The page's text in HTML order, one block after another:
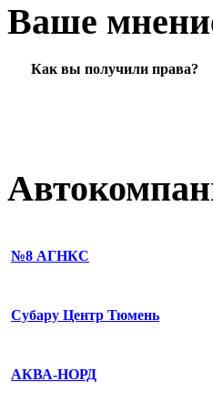
Ваше
Как вы получили права?
№8 АГНКС
Субару Центр Тюмень
АКВА-НОРД